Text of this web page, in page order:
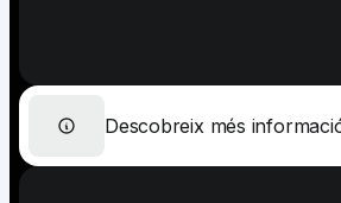
Descobreix més